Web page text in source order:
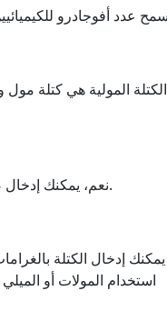
الكتلة المولية هي كتلة
نعم، يمكنك إدخال صيغة كيميائية يدويًا وكتلتها المولية إذا لم تكن مدرجة في المركبات المحددة مسبقًا.
يمكنك إدخال الكتلة
استخدام المولات أو